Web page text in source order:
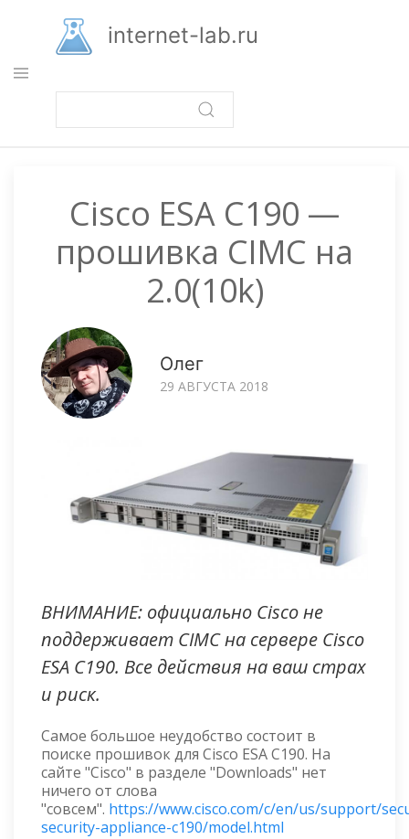
основному
содержанию
internet-lab.ru
Cisco ESA C190 —
прошивка CIMC на
2.0(10k)
Олег
29 АВГУСТА 2018
ВНИМАНИЕ: официально Cisco не
поддерживает CIMC на сервере Cisco
ESA C190. Все действия на ваш страх
и риск.
Самое большое неудобство состоит в
поиске прошивок для Cisco ESA C190. На
сайте "Cisco" в разделе "Downloads" нет
ничего от слова
"совсем". https://www.cisco.com/c/en/us/support/
security-appliance-c190/model.html